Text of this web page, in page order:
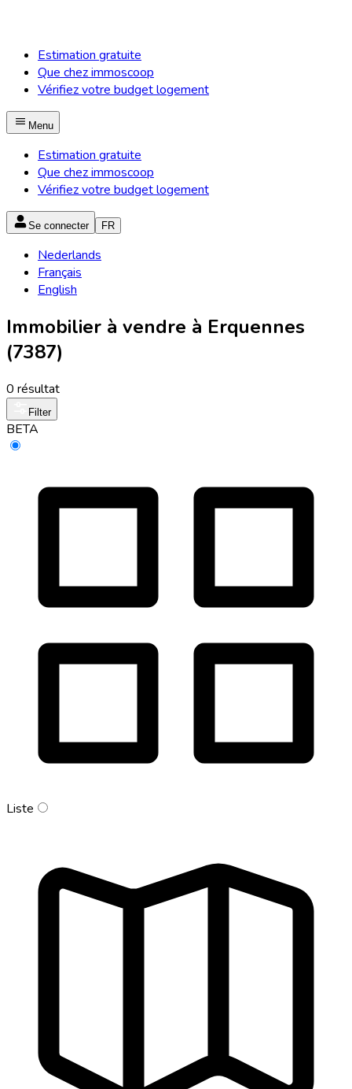
Estimation gratuite
Que chez immoscoop
Vérifiez votre budget logement
Menu
Estimation gratuite
Que chez immoscoop
Vérifiez votre budget logement
Se connecter FR
Nederlands
Français
English
Immobilier à vendre à Erquennes
(7387)
0 résultat
Filter
BETA
Liste